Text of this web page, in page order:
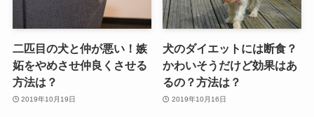
二匹目の犬と仲が悪い！嫉
妬をやめさせ仲良くさせる
方法は？
2019年10月19日
犬のダイエットには断食？
かわいそうだけど効果はあ
るの？方法は？
2019年10月16日